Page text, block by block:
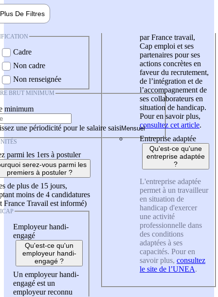
Plus De Filtres
Cadre
Non cadre
Non renseignée
BRUT MINIMUM
minimum
une périodicité pour le salaire saisi
parmi les 1ers à postuler
serez-vous parmi les
premiers à postuler ?
de plus de 15 jours,
moins de 4 candidatures
France Travail est informé)
Employeur handi-
engagé
Qu'est-ce qu'un
employeur handi-
engagé ?
Un employeur handi-
engagé est un
employeur reconnu
par France travail,
Cap emploi et ses
partenaires pour ses
actions concrètes en
faveur du recrutement,
de l’intégration et de
l’accompagnement de
ses collaborateurs en
situation de handicap.
Pour en savoir plus,
consultez cet article.
Entreprise adaptée
Qu'est-ce qu'une
entreprise adaptée
?
L'entreprise adaptée
permet à un travailleur
en situation de
handicap d'exercer
une activité
professionnelle dans
des conditions
adaptées à ses
capacités. Pour en
savoir plus, consultez
le site de l’UNEA.